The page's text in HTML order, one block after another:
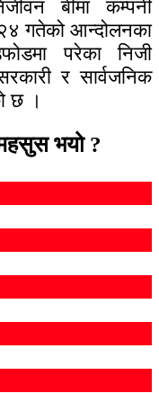
बीमा कम्पनी
गतेको आन्दोलनका
परेका निजी
र सार्वजनिक
छ ।
भयो ?